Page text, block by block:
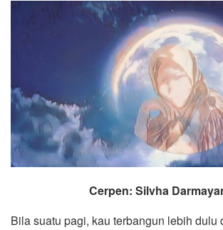
Cerpen: Silvha
Bila suatu pagi, kau terbangun lebih dulu